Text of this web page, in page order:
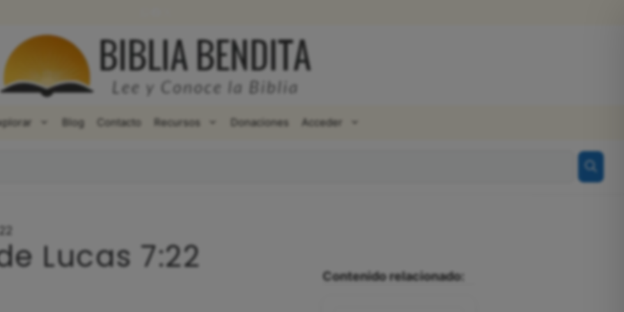
Blog Contacto Recursos Donaciones Acceder
Lucas 7:22 Contenido relacionado: